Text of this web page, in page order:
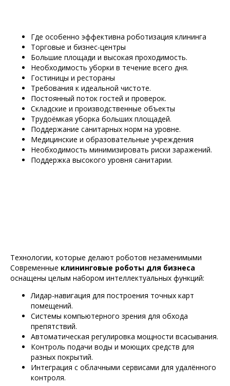
Где особенно эффективна роботизация клининга
Торговые и бизнес-центры
Большие площади и высокая проходимость.
Необходимость уборки в течение всего дня.
Гостиницы и рестораны
Требования к идеальной чистоте.
Постоянный поток гостей и проверок.
Складские и производственные объекты
Трудоёмкая уборка больших площадей.
Поддержание санитарных норм на уровне.
Медицинские и образовательные учреждения
Необходимость минимизировать риски заражений.
Поддержка высокого уровня санитарии.
Технологии, которые делают роботов незаменимыми
Современные клининговые роботы для бизнеса
оснащены целым набором интеллектуальных функций:
Лидар-навигация для построения точных карт
помещений.
Системы компьютерного зрения для обхода
препятствий.
Автоматическая регулировка мощности всасывания.
Контроль подачи воды и моющих средств для
разных покрытий.
Интеграция с облачными сервисами для удалённого
контроля.